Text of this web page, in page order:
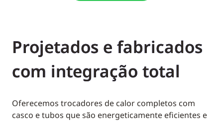
Projetados e fabricados
com integração total
Oferecemos trocadores de calor completos com
casco e tubos que são energeticamente eficientes e